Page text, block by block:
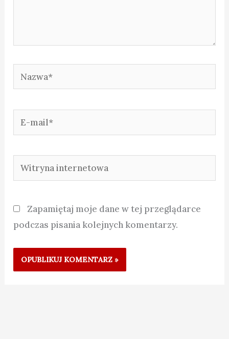
Nazwa*
E-
mail*
Witryna
internetowa
Zapamiętaj moje dane w tej przeglądarce
podczas pisania kolejnych komentarzy.